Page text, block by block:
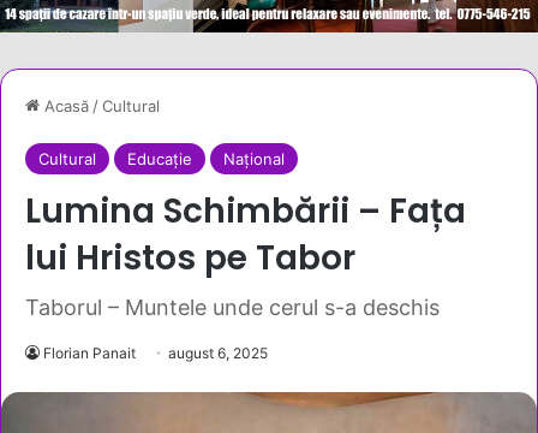
Acasă/Cultural
Cultural Educație Național
Lumina Schimbării – Fața
lui Hristos pe Tabor
Taborul – Muntele unde cerul s-a deschis
Florian Panait august 6, 2025